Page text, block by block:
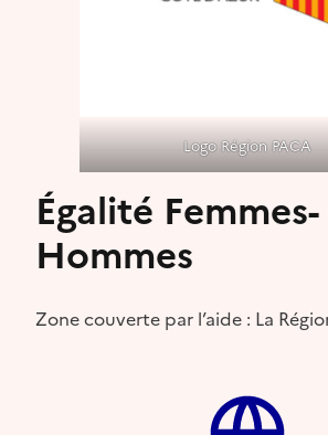
Logo Région PACA
Égalité Femmes-
Hommes
Zone couverte par l’aide : La